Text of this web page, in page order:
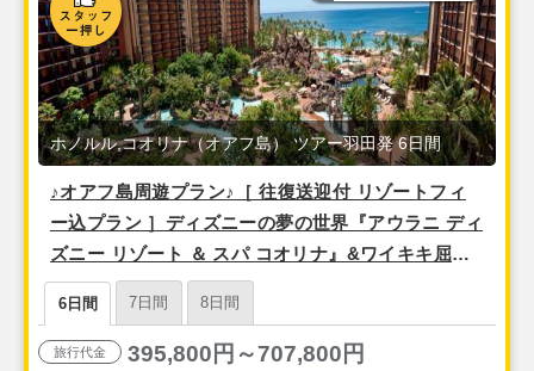
♪オアフ島周遊プラン♪［ 往復送迎付 リゾートフィ
ー込プラン ］ディズニーの夢の世界『アウラニ ディ
ズニー リゾート ＆ スパ コオリナ』&ワイキキ屈指
のオンザビーチの人気ホテル！ 『シェラトンワイキ
キ』＜羽田発・アラスカ航空（ハワイアンブランド
便）利用＞ 4泊6日間
ホノルル,コオリナ（オアフ島） ツアー羽田発 6日間
6日間 7日間 8日間
旅行代金 395,800円～707,800円